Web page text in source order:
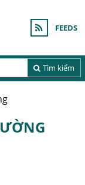
FEEDS
Tìm kiếm